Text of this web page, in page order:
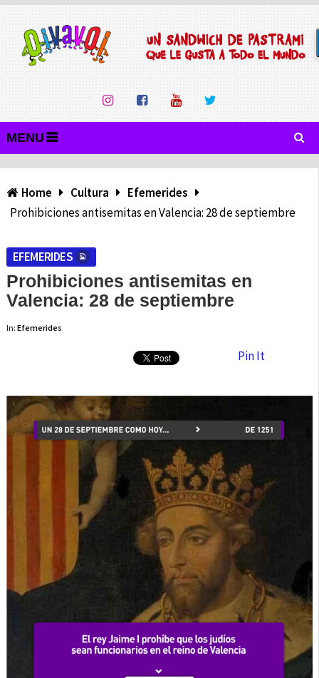
MENU
Home Cultura
Efemerides
Prohibiciones antisemitas en Valencia: 28 de septiembre
EFEMERIDES
Prohibiciones antisemitas en
Valencia: 28 de septiembre
In: Efemerides
Pin It